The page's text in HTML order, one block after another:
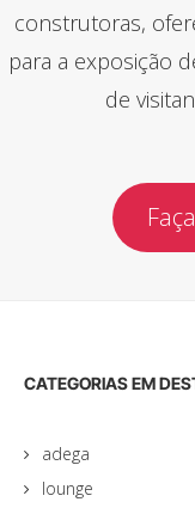
construtoras,
para a exposição
de
CATEGORIAS EM
adega
lounge